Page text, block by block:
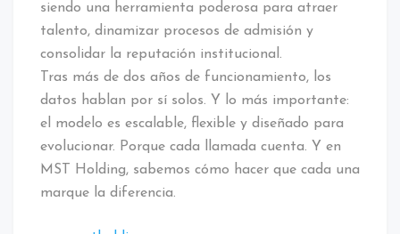
siendo una herramienta poderosa para atraer
talento, dinamizar procesos de admisión y
consolidar la reputación institucional.
Tras más de dos años de funcionamiento, los
datos hablan por sí solos. Y lo más importante:
el modelo es escalable, flexible y diseñado para
evolucionar. Porque cada llamada cuenta. Y en
MST Holding, sabemos cómo hacer que cada una
marque la diferencia.